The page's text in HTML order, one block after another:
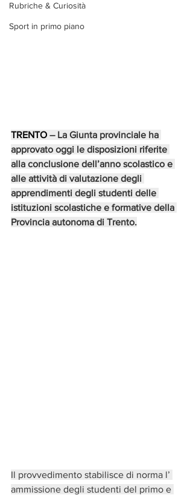
Rubriche & Curiosità
Sport in primo piano
TRENTO – La Giunta provinciale ha
approvato oggi le disposizioni riferite
alla conclusione dell’anno scolastico e
alle attività di valutazione degli
apprendimenti degli studenti delle
istituzioni scolastiche e formative della
Provincia autonoma di Trento.
Il provvedimento stabilisce di norma l’
ammissione degli studenti del primo e